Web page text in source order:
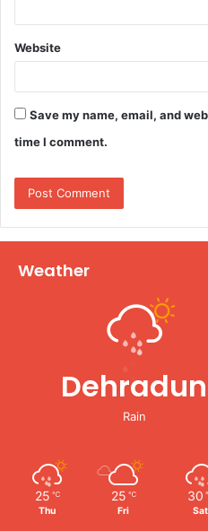
Website
Save my name, email, and
time I comment.
Weather
Dehradun
Rain
25 ℃
Thu
25 ℃
Fri
30
Sat